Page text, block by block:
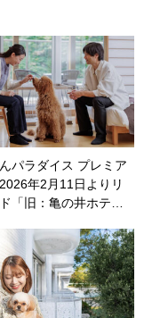
パラダイス プレミア
年2月11日よりリ
「旧：亀の井ホテ…